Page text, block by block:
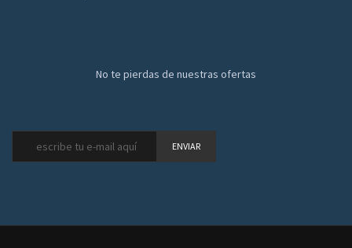
No te pierdas de nuestras ofertas